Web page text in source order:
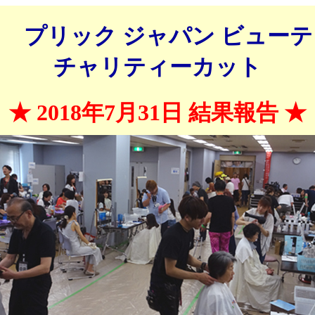
プリック ジャパン ビュー
チャリティーカット
★ 2018年7月31日 結果報告 ★